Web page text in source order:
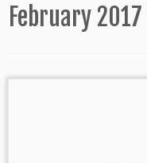
February 2017